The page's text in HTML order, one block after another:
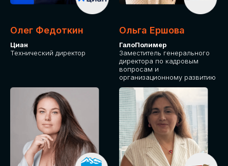
Олег Федоткин
Циан
Технический директор
Ольга Ершова
ГалоПолимер
Заместитель генерального
директора по кадровым
вопросам и
организационному развитию